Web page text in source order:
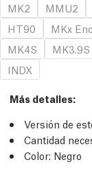
MK2
MMU2
HT90
MKx
MK4S
MK3.9S
INDX
Más detalles:
Versión de
Cantidad
Color: Negro